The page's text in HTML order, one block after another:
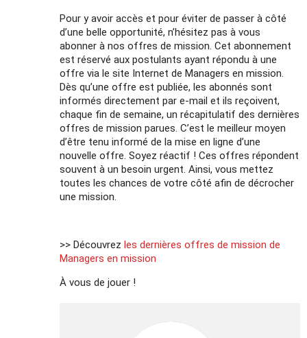
Pour y avoir accès et pour éviter de passer à côté
d’une belle opportunité, n’hésitez pas à vous
abonner à nos offres de mission. Cet abonnement
est réservé aux postulants ayant répondu à une
offre via le site Internet de Managers en mission.
Dès qu’une offre est publiée, les abonnés sont
informés directement par e-mail et ils reçoivent,
chaque fin de semaine, un récapitulatif des dernières
offres de mission parues. C’est le meilleur moyen
d’être tenu informé de la mise en ligne d’une
nouvelle offre. Soyez réactif ! Ces offres répondent
souvent à un besoin urgent. Ainsi, vous mettez
toutes les chances de votre côté afin de décrocher
une mission.
>> Découvrezles dernières offres de mission de
Managers en mission
À vous de jouer !